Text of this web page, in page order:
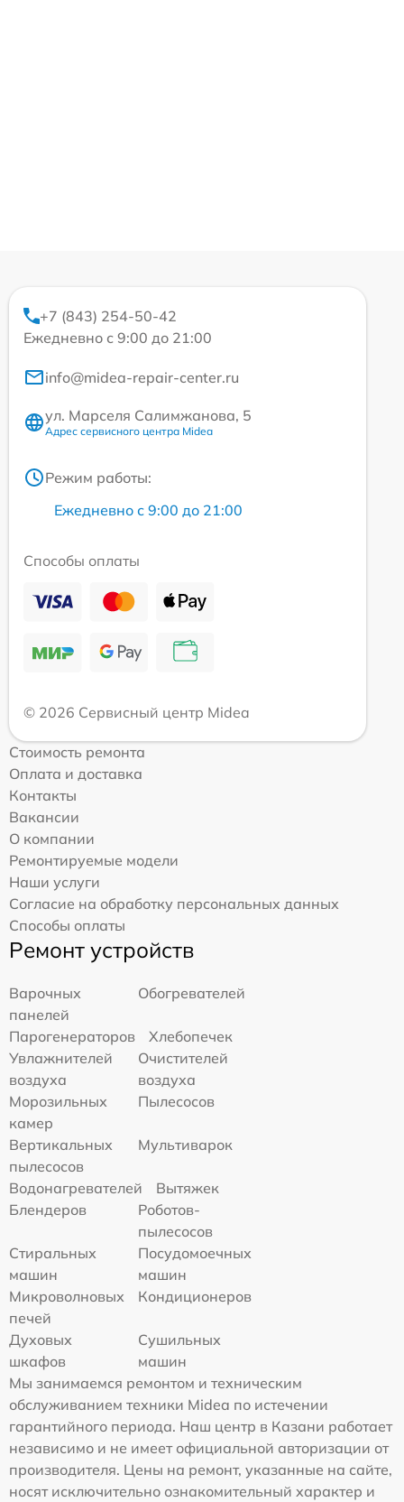
+7 (843) 254-50-42
Ежедневно с 9:00 до 21:00
info@midea-repair-center.ru
ул. Марселя Салимжанова, 5
Адрес сервисного центра Midea
Режим работы:
Ежедневно с 9:00 до 21:00
Способы оплаты
© 2026 Сервисный центр Midea
Стоимость ремонта
Оплата и доставка
Контакты
Вакансии
О компании
Ремонтируемые модели
Наши услуги
Согласие на обработку персональных данных
Способы оплаты
Ремонт устройств
Варочных
панелей
Обогревателей
Парогенераторов
Хлебопечек
Увлажнителей
воздуха
Очистителей
воздуха
Морозильных
камер
Пылесосов
Вертикальных
пылесосов
Мультиварок
Водонагревателей
Вытяжек
Блендеров
Роботов-
пылесосов
Стиральных
машин
Посудомоечных
машин
Микроволновых
печей
Кондиционеров
Духовых
шкафов
Сушильных
машин
Мы занимаемся ремонтом и техническим
обслуживанием техники Midea по истечении
гарантийного периода. Наш центр в Казани работает
независимо и не имеет официальной авторизации от
производителя. Цены на ремонт, указанные на сайте,
носят исключительно ознакомительный характер и